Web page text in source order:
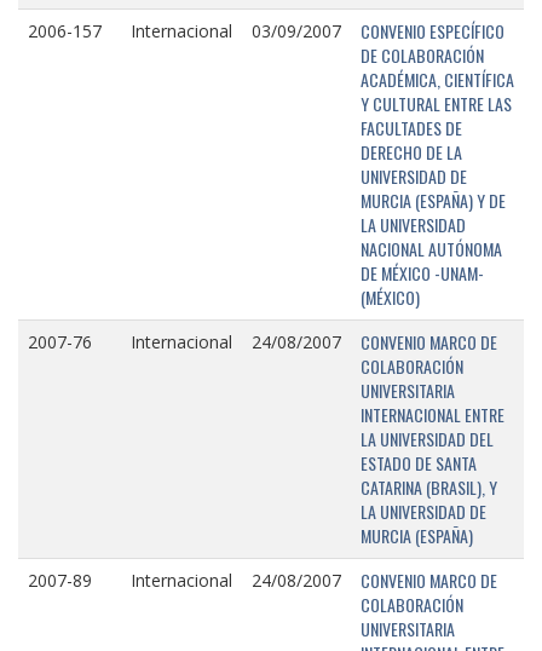
2006-157 Internacional 03/09/2007
CONVENIO ESPECÍFICO
DE COLABORACIÓN
ACADÉMICA, CIENTÍFICA
Y CULTURAL ENTRE LAS
FACULTADES DE
DERECHO DE LA
UNIVERSIDAD DE
MURCIA (ESPAÑA) Y DE
LA UNIVERSIDAD
NACIONAL AUTÓNOMA
DE MÉXICO -UNAM-
(MÉXICO)
2007-76 Internacional 24/08/2007
CONVENIO MARCO DE
COLABORACIÓN
UNIVERSITARIA
INTERNACIONAL ENTRE
LA UNIVERSIDAD DEL
ESTADO DE SANTA
CATARINA (BRASIL), Y
LA UNIVERSIDAD DE
MURCIA (ESPAÑA)
2007-89 Internacional 24/08/2007
CONVENIO MARCO DE
COLABORACIÓN
UNIVERSITARIA